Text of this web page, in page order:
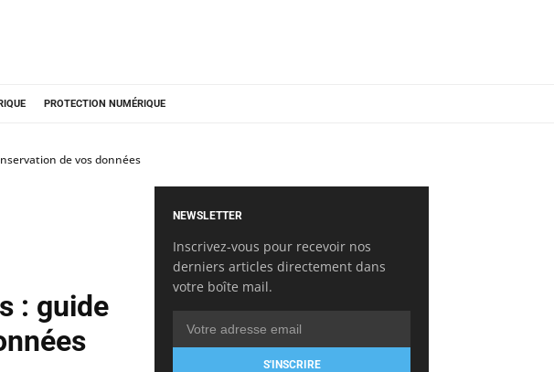
PROTECTION NUMÉRIQUE
de vos données
: guide
NEWSLETTER
Inscrivez-vous pour recevoir nos
derniers articles directement dans
votre boîte mail.
S'INSCRIRE